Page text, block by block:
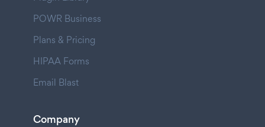
POWR Business
Plans & Pricing
HIPAA Forms
Email Blast
Company